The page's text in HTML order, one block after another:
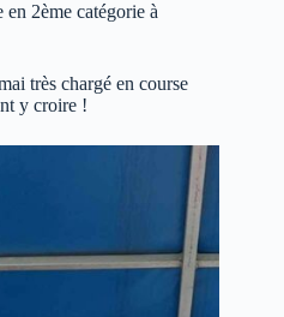
2ème catégorie à
très chargé en course
y croire !